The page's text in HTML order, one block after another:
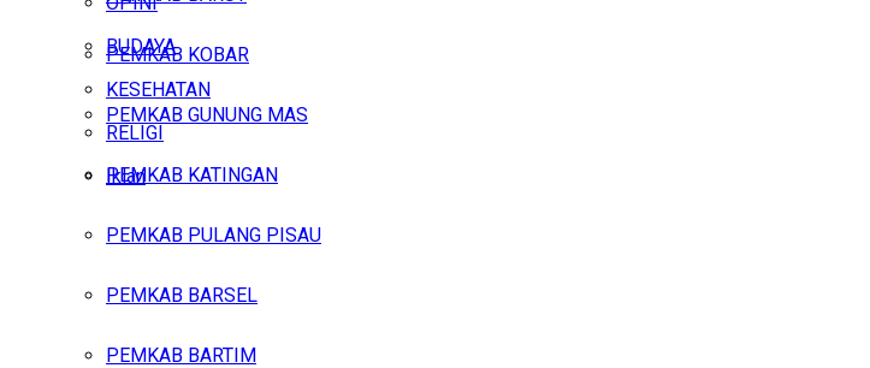
BUDAYA
KESEHATAN
RELIGI
Iklan
Kamis, Agustus 6, 2026
PEMKAB KOBAR
PEMKAB GUNUNG MAS
PEMKAB KATINGAN
PEMKAB PULANG PISAU
PEMKAB BARSEL
PEMKAB BARTIM